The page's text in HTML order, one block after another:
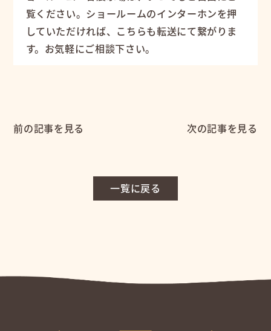
覧ください。ショールームのインターホンを押
していただければ、こちらも転送にて繋がりま
す。お気軽にご相談下さい。
前の記事を見る
一覧に戻る
次の記事を見る